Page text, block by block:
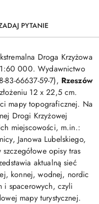
PYTANIE
Droga Krzyżowa
1:60 000. Wydawnictwo
83-66637-59-7), Rzeszów
12 x 22,5 cm.
mapy topograficznej. Na
Drogi Krzyżowej
miejscowości, m.in.:
Janowa Lubelskiego,
opisy tras
aktualną sieć
konnej, wodnej, nordic
i spacerowych, czyli
mapy turystycznej.